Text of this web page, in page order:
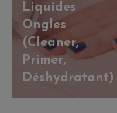
Liquides
Ongles
(Cleaner,
Primer,
Déshydratant)